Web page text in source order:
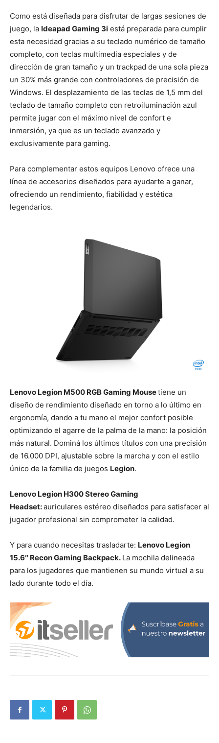
Como está diseñada para disfrutar de largas sesiones de
juego, la Ideapad Gaming 3i está preparada para cumplir
esta necesidad gracias a su teclado numérico de tamaño
completo, con teclas multimedia especiales y de
dirección de gran tamaño y un trackpad de una sola pieza
un 30% más grande con controladores de precisión de
Windows. El desplazamiento de las teclas de 1,5 mm del
teclado de tamaño completo con retroiluminación azul
permite jugar con el máximo nivel de confort e
inmersión, ya que es un teclado avanzado y
exclusivamente para gaming.
Para complementar estos equipos Lenovo ofrece una
línea de accesorios diseñados para ayudarte a ganar,
ofreciendo un rendimiento, fiabilidad y estética
legendarios.
Lenovo Legion M500 RGB Gaming Mousetiene un
diseño de rendimiento diseñado en torno a lo último en
ergonomía, dando a tu mano el mejor confort posible
optimizando el agarre de la palma de la mano: la posición
más natural. Dominá los últimos títulos con una precisión
de 16.000 DPI, ajustable sobre la marcha y con el estilo
único de la familia de juegos Legion.
Lenovo Legion H300 Stereo Gaming
Headset:auriculares estéreo diseñados para satisfacer al
jugador profesional sin comprometer la calidad.
Y para cuando necesitas trasladarte: Lenovo Legion
15.6″ Recon Gaming Backpack. La mochila delineada
para los jugadores que mantienen su mundo virtual a su
lado durante todo el día.